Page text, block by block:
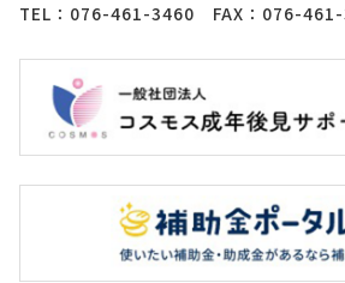
TEL：076-461-3460 FAX：076-